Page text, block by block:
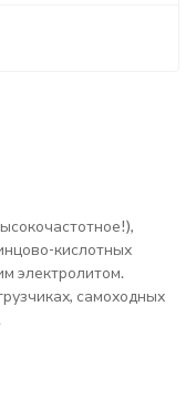
кислотных
электролитом.
самоходных